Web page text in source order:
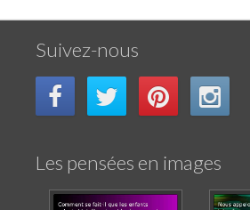
Suivez-nous
Les pensées en images